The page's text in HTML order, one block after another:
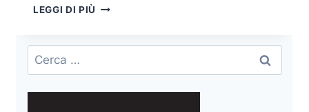
LEGGI DI PIÙ LE
NUOVA
SONO,
PRIMA
Ricerca
per: